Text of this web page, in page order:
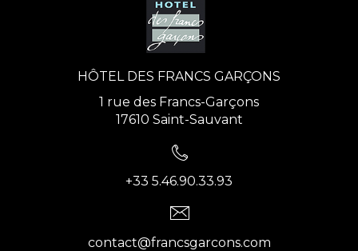
HÔTEL DES FRANCS GARÇONS
1 rue des Francs-Garçons
17610 Saint-Sauvant
+33 5.46.90.33.93
contact@francsgarcons.com